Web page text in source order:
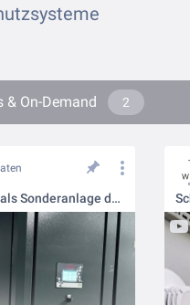
& On-Demand 2
VdS bestätigt N2 ORS als Sonderanlage des Brandschutzes